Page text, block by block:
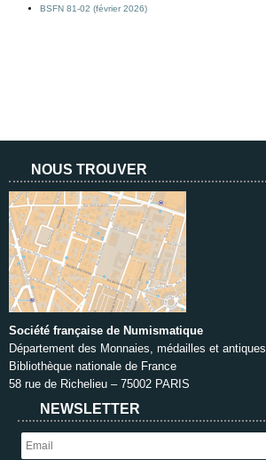
BSFN 81-02 (février 2026)
NOUS TROUVER
Société française de Numismatique
Département des Monnaies, médailles et antiques
Bibliothèque nationale de France
58 rue de Richelieu – 75002 PARIS
NEWSLETTER